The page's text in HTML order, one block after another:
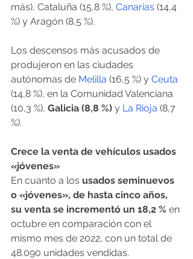
más), Cataluña (15,8 %), Canarias (14,4
%) y Aragón (8,5 %).
Los descensos más acusados de
produjeron en las ciudades
autónomas de Melilla (16,5 %) y Ceuta
(14,8 %), en la Comunidad Valenciana
(10,3 %), Galicia (8,8 %) y La Rioja (8,7
%).
Crece la venta de vehículos usados
«jóvenes»
En cuanto a los usados seminuevos
o «jóvenes», de hasta cinco años,
su venta se incrementó un 18,2 % en
octubre en comparación con el
mismo mes de 2022, con un total de
48.090 unidades vendidas.